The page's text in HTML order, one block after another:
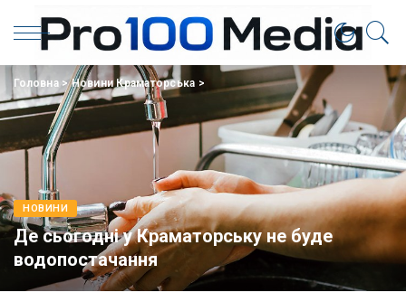
Головна>Новини Краматорська >
НОВИНИ
Де сьогодні у Краматорську не буде
водопостачання